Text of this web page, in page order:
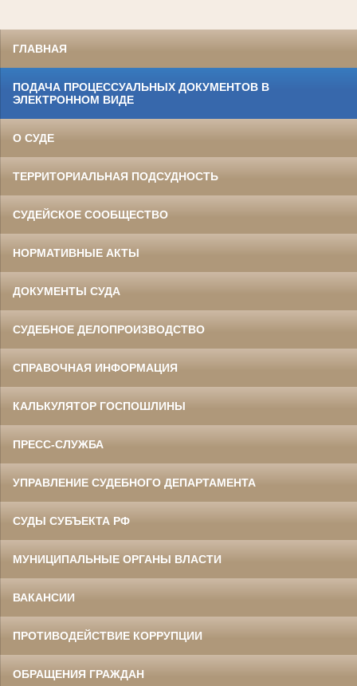
ГЛАВНАЯ
ПОДАЧА ПРОЦЕССУАЛЬНЫХ ДОКУМЕНТОВ В
ЭЛЕКТРОННОМ ВИДЕ
О СУДЕ
ТЕРРИТОРИАЛЬНАЯ ПОДСУДНОСТЬ
СУДЕЙСКОЕ СООБЩЕСТВО
НОРМАТИВНЫЕ АКТЫ
ДОКУМЕНТЫ СУДА
СУДЕБНОЕ ДЕЛОПРОИЗВОДСТВО
СПРАВОЧНАЯ ИНФОРМАЦИЯ
КАЛЬКУЛЯТОР ГОСПОШЛИНЫ
ПРЕСС-СЛУЖБА
УПРАВЛЕНИЕ СУДЕБНОГО ДЕПАРТАМЕНТА
СУДЫ СУБЪЕКТА РФ
МУНИЦИПАЛЬНЫЕ ОРГАНЫ ВЛАСТИ
ВАКАНСИИ
ПРОТИВОДЕЙСТВИЕ КОРРУПЦИИ
ОБРАЩЕНИЯ ГРАЖДАН